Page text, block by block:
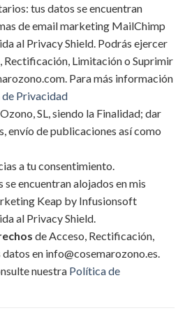
tus datos se encuentran
de email marketing MailChimp
al Privacy Shield. Podrás ejercer
Rectificación, Limitación o Suprimir
Para más información
Privacidad
SL, siendo la Finalidad; dar
envío de publicaciones así como
a tu consentimiento.
se encuentran alojados en mis
Keap by Infusionsoft
al Privacy Shield.
de Acceso, Rectificación,
en info@cosemarozono.es.
nuestra Política de